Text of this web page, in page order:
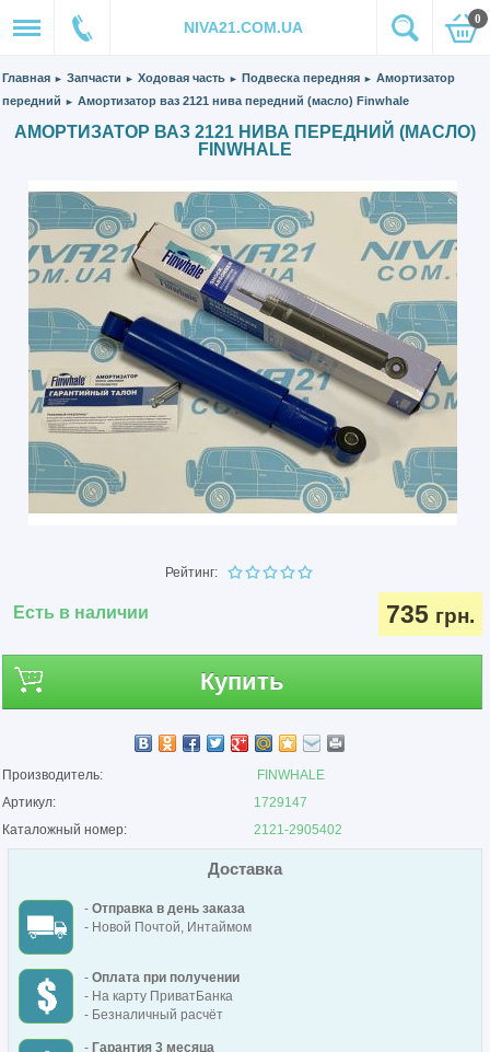
NIVA21.COM.UA 0
Главная ► Запчасти ► Ходовая часть ► Подвеска передняя ► Амортизатор
передний ► Амортизатор ваз 2121 нива передний (масло) Finwhale
АМОРТИЗАТОР ВАЗ 2121 НИВА ПЕРЕДНИЙ (МАСЛО)
FINWHALE
Рейтинг:
Есть в наличии 735 грн.
Купить
Производитель:
FINWHALE
Артикул:
1729147
Каталожный номер:
2121-2905402
Доставка
- Отправка в день заказа
- Новой Почтой, Интаймом
- Оплата при получении
- На карту ПриватБанка
- Безналичный расчёт
- Гарантия 3 месяца